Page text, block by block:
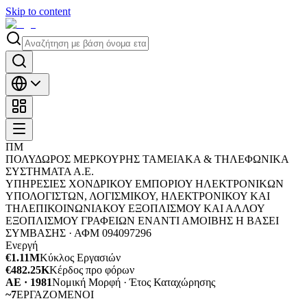
Skip to content
ΠΜ
ΠΟΛΥΔΩΡΟΣ ΜΕΡΚΟΥΡΗΣ ΤΑΜΕΙΑΚΑ & ΤΗΛΕΦΩΝΙΚΑ
ΣΥΣΤΗΜΑΤΑ Α.Ε.
ΥΠΗΡΕΣΙΕΣ ΧΟΝΔΡΙΚΟΥ ΕΜΠΟΡΙΟΥ ΗΛΕΚΤΡΟΝΙΚΩΝ
ΥΠΟΛΟΓΙΣΤΩΝ, ΛΟΓΙΣΜΙΚΟΥ, ΗΛΕΚΤΡΟΝΙΚΟΥ ΚΑΙ
ΤΗΛΕΠΙΚΟΙΝΩΝΙΑΚΟΥ ΕΞΟΠΛΙΣΜΟΥ ΚΑΙ ΑΛΛΟΥ
ΕΞΟΠΛΙΣΜΟΥ ΓΡΑΦΕΙΩΝ ΕΝΑΝΤΙ ΑΜΟΙΒΗΣ Η ΒΑΣΕΙ
ΣΥΜΒΑΣΗΣ · ΑΦΜ 094097296
Ενεργή
€1.11MΚύκλος Εργασιών
€482.25KΚέρδος προ φόρων
ΑΕ · 1981Νομική Μορφή · Έτος Καταχώρησης
~7ΕΡΓΑΖΟΜΕΝΟΙ